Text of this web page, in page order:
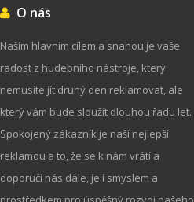
O nás
Naším hlavním cílem a snahou je vaše
radost z hudebního nástroje, který
nemusíte jít druhý den reklamovat, ale
který vám bude sloužit dlouhou řadu let.
Spokojený zákazník je naší nejlepší
reklamou a to, že se k nám vrátí a
doporučí nás dále, je i smyslem a